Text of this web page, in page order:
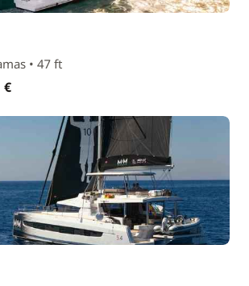
• 47 ft
€